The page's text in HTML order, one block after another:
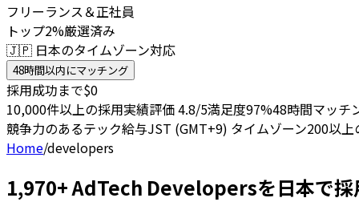
フリーランス＆正社員
トップ2%厳選済み
🇯🇵 日本のタイムゾーン対応
48時間以内にマッチング
採用成功まで$0
10,000件以上の採用実績評価 4.8/5満足度97%48時間マッチ
競争力のあるテック給与JST (GMT+9) タイムゾーン200以上
Home/developers
1,970+ AdTech Developersを日本で採